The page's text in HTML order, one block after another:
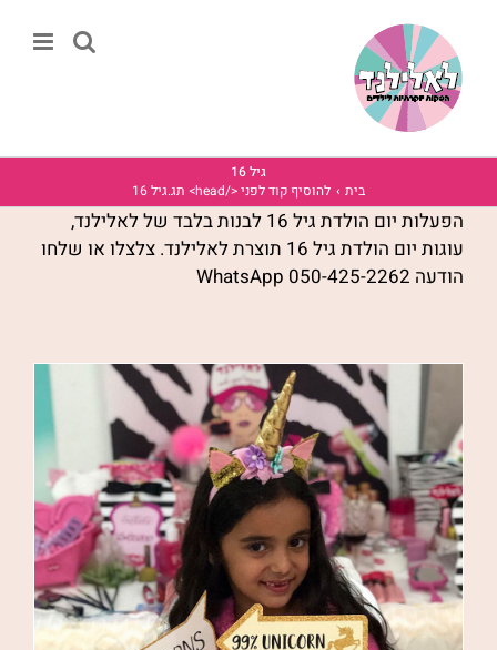
גיל 16
בית
להוסיף קוד לפני </head> תג. גיל 16
הפעלות יום הולדת גיל 16 לבנות בלבד של לאלילנד,
עוגות יום הולדת גיל 16 תוצרת לאלילנד. צלצלו או שלחו
הודעה WhatsApp 050-425-2262